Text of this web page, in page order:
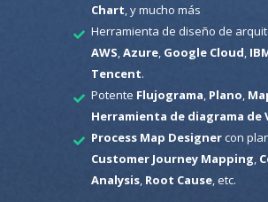
Chart , y mucho más
Herramienta de diseño de
AWS Azure, Google Cloud
Tencent.
Potente Flujograma Plano
Herramienta de diagrama de
Process Map Designercon
Customer Journey Mapping
Analysis, Root Cause, etc.